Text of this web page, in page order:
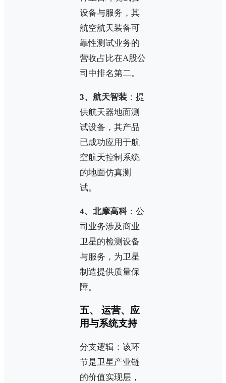
设备与服务，其
航空航天装备可
靠性测试业务的
营收占比在A股公
司中排名第二。
3、航天智装 ：提
供航天器地面测
试设备，其产品
已成功应用于航
空航天控制系统
的地面仿真测
试。
4、北摩高科：公
司业务涉及商业
卫星的检测设备
与服务，为卫星
制造提供质量保
障。
五、 运营、应
用与系统支持
分支逻辑：该环
节是卫星产业链
的价值实现层，